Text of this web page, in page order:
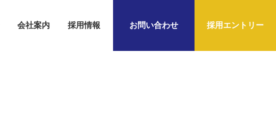
会社案内 採用情報 お問い合わせ 採用エントリー